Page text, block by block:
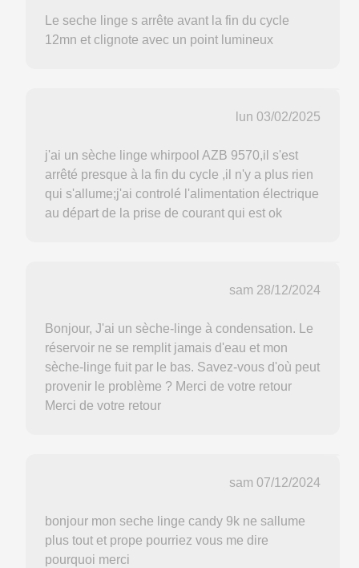
Le seche linge s arrête avant la fin du cycle
12mn et clignote avec un point lumineux
lun 03/02/2025
j'ai un sèche linge whirpool AZB 9570,il s'est
arrêté presque à la fin du cycle ,il n'y a plus rien
qui s'allume;j'ai controlé l'alimentation électrique
au départ de la prise de courant qui est ok
sam 28/12/2024
Bonjour, J'ai un sèche-linge à condensation. Le
réservoir ne se remplit jamais d'eau et mon
sèche-linge fuit par le bas. Savez-vous d'où peut
provenir le problème ? Merci de votre retour
Merci de votre retour
sam 07/12/2024
bonjour mon seche linge candy 9k ne sallume
plus tout et prope pourriez vous me dire
pourquoi merci